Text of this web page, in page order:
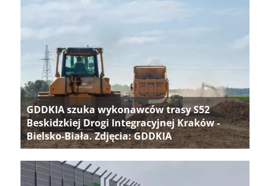
GDDKIA szuka wykonawców trasy S52
Beskidzkiej Drogi Integracyjnej Kraków -
Bielsko-Biała. Zdjęcia: GDDKIA